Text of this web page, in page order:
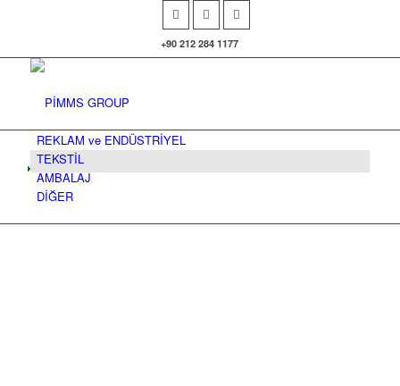
+90 212 284 1177
REKLAM ve ENDÜSTRİYEL
TEKSTİL
AMBALAJ
DİĞER